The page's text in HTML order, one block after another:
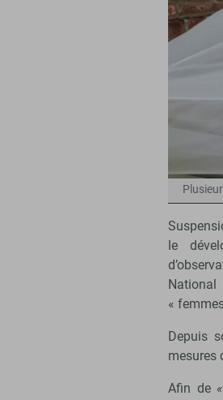
le
«
Depuis
mesures
Afin de